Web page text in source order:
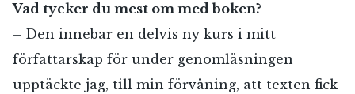
Vad tycker du mest om med boken?
– Den innebar en delvis ny kurs i mitt
författarskap för under genomläsningen
upptäckte jag, till min förvåning, att texten fick